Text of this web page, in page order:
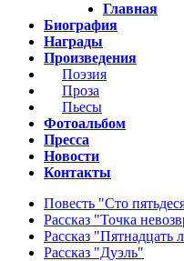
Главная
Биография
Награды
Произведения
Поэзия
Проза
Пьесы
Фотоальбом
Пресса
Новости
Контакты
Повесть "Сто
Рассказ "Точка
Рассказ "Пятнадцать
Рассказ "Дуэль"